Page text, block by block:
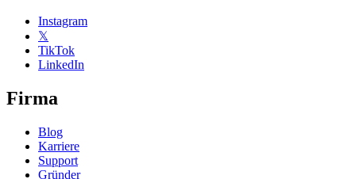
Instagram
𝕏
TikTok
LinkedIn
Firma
Blog
Karriere
Support
Gründer